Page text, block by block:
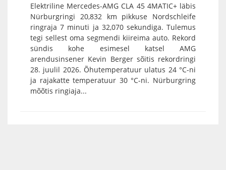
Elektriline Mercedes-AMG CLA 45 4MATIC+ läbis
Nürburgringi 20,832 km pikkuse Nordschleife
ringraja 7 minuti ja 32,070 sekundiga. Tulemus
tegi sellest oma segmendi kiireima auto. Rekord
sündis kohe esimesel katsel AMG
arendusinsener Kevin Berger sõitis rekordringi
28. juulil 2026. Õhutemperatuur ulatus 24 °C-ni
ja rajakatte temperatuur 30 °C-ni. Nürburgring
mõõtis ringiaja...